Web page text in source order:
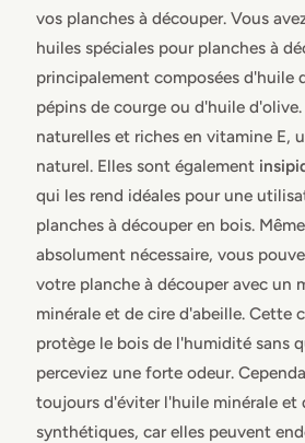
vos planches à découper. Vous
huiles spéciales pour planches à
principalement composées d'huile
pépins de courge ou d'huile
naturelles et riches en vitamine E,
naturel. Elles sont également
qui les rend idéales pour une
planches à découper en bois.
absolument nécessaire, vous
votre planche à découper avec un
minérale et de cire d'abeille. Cette
protège le bois de l'humidité sans
perceviez une forte odeur.
toujours d'éviter l'huile minérale et
synthétiques, car elles peuvent